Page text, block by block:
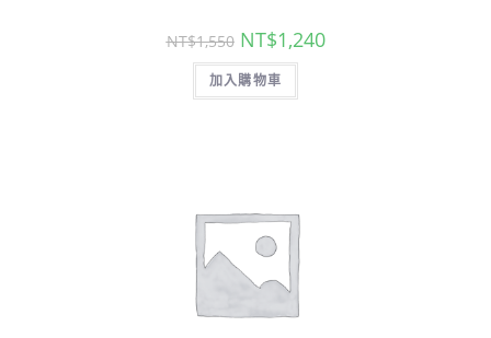
NT$1,550 NT$1,240
加入購物車